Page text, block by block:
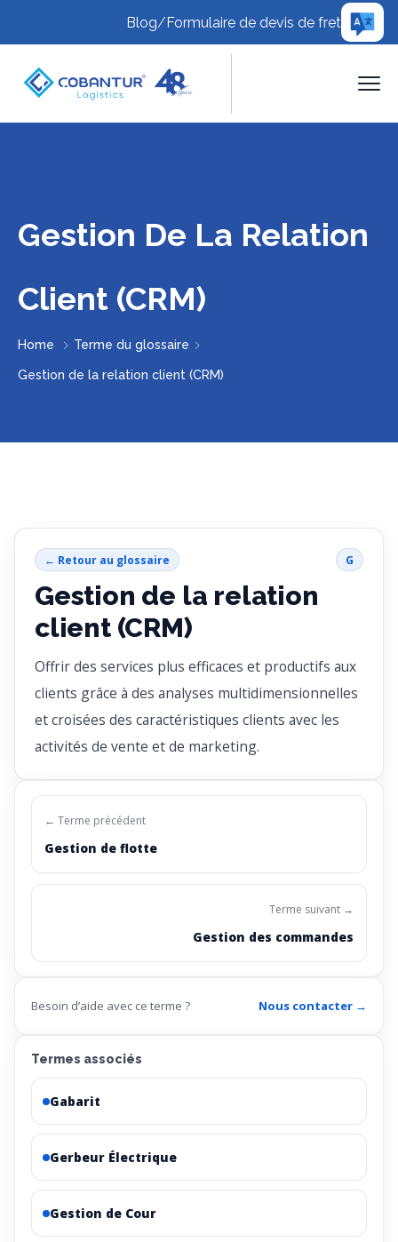
Blog/Formulaire de devis de fret
Gestion De La Relation
Client (CRM)
Home Terme du glossaire
Gestion de la relation client (CRM)
← Retour au glossaire G
Gestion de la relation
client (CRM)
Offrir des services plus efficaces et productifs aux
clients grâce à des analyses multidimensionnelles
et croisées des caractéristiques clients avec les
activités de vente et de marketing.
← Terme précédent
Gestion de flotte
Terme suivant →
Gestion des commandes
Besoin d’aide avec ce terme ? Nous contacter →
Termes associés
Gabarit
Gerbeur Électrique
Gestion de Cour